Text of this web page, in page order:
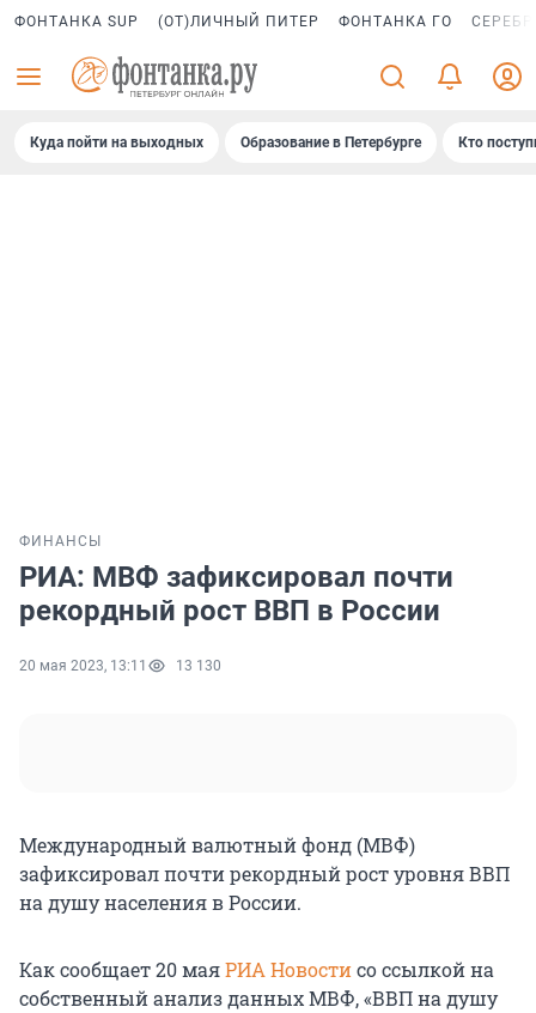
ФОНТАНКА SUP (ОТ)ЛИЧНЫЙ ПИТЕР ФОНТАНКА ГО
Куда пойти на выходных Образование в Петербурге Кто
ФИНАНСЫ
РИА: МВФ зафиксировал почти
рекордный рост ВВП в России
20 мая 2023, 13:11 13 130
Международный валютный фонд (МВФ)
зафиксировал почти рекордный рост уровня ВВП
на душу населения в России.
Как сообщает 20 маяРИА Новостисо ссылкой на
собственный анализ данных МВФ, «ВВП на душу